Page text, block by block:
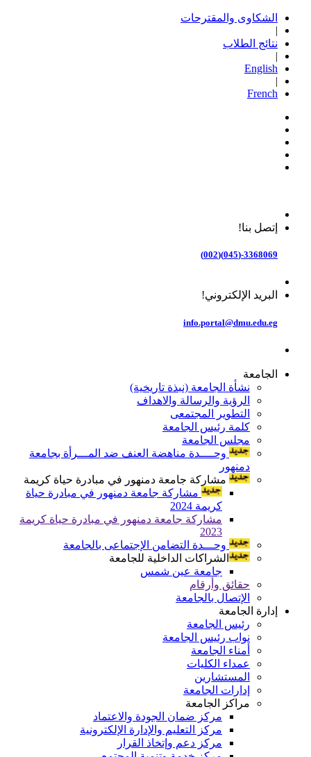
الشكاوى والمقترحات
|
نتائج الطلاب
|
English
|
French
إتصل بنا!
3368069-(045)(002)
البريد الإلكتروني!
info.portal@dmu.edu.eg
الجامعة
نشأة الجامعة (نبذة تاريخية)
الرؤية والرسالة والاهداف
التطوير المجتمعى
كلمة رئيس الجامعة
مجلس الجامعة
وحــــدة مناهضة العنف ضد المـــرأة بجامعة
دمنهور
مشاركة جامعة دمنهور في مبادرة حياة كريمة
مشاركة جامعة دمنهور في مبادرة حياة
كريمة 2024
مشاركة جامعة دمنهور في مبادرة حياة كريمة
2023
وحـــدة التضامن الإجتماعى بالجامعة
الشراكات الداخلية للجامعة
جامعة عين شمس
حقائق وأرقام
الإتصال بالجامعة
إدارة الجامعة
رئيس الجامعة
نواب رئيس الجامعة
أمناء الجامعة
عمداء الكليات
المستشارين
إدارات الجامعة
مراكز الجامعة
مركز ضمان الجودة والاعتماد
مركز التعليم والإدارة الإلكترونية
مركز دعم وإتخاذ القرار